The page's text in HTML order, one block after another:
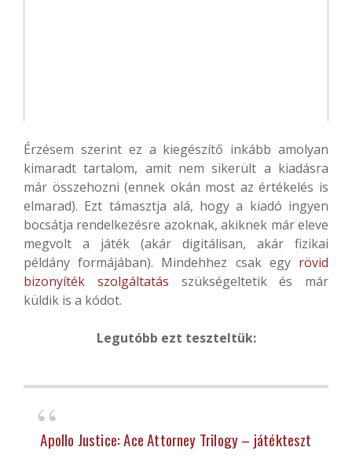
Érzésem szerint ez a kiegészítő inkább amolyan
kimaradt tartalom, amit nem sikerült a kiadásra
már összehozni (ennek okán most az értékelés is
elmarad). Ezt támasztja alá, hogy a kiadó ingyen
bocsátja rendelkezésre azoknak, akiknek már eleve
megvolt a játék (akár digitálisan, akár fizikai
példány formájában). Mindehhez csak egy rövid
bizonyíték szolgáltatás szükségeltetik és már
küldik is a kódot.
Legutóbb ezt teszteltük:
Apollo Justice: Ace Attorney Trilogy – játékteszt